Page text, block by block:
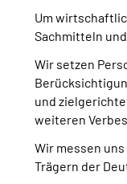
Um
Sachmitteln
Wir setzen
und
weiteren
Wir messen
Trägern der